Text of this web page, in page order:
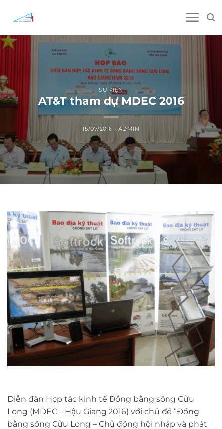
SỰ KIỆN
AT&T tham dự MDEC 2016
15/07/2016 - ADMIN
Diễn đàn Hợp tác kinh tế Đồng bằng sông Cửu
Long (MDEC – Hậu Giang 2016) với chủ đề “Đồng
bằng sông Cửu Long – Chủ động hội nhập và phát